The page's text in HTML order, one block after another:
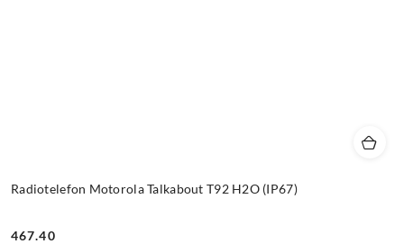
Radiotelefon Motorola Talkabout T92 H2O (IP67)
467.40